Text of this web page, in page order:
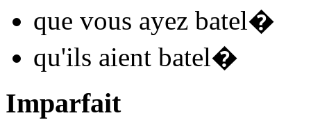
que vous ayez batel�
qu'ils aient batel�
Imparfait